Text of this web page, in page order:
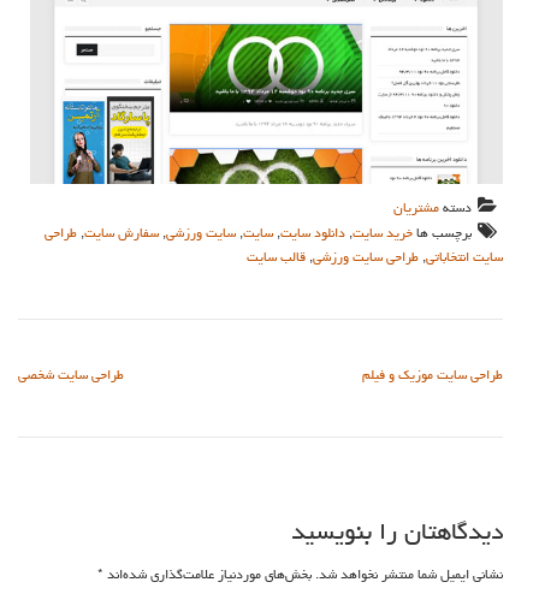
دسته مشتریان
برچسب ها خرید سایت, دانلود سایت, سایت, سایت ورزشی, سفارش سایت, طراحی
سایت انتخاباتی, طراحی سایت ورزشی, قالب سایت
طراحی سایت موزیک و فیلم طراحی سایت شخصی
دیدگاهتان را بنویسید
نشانی ایمیل شما منتشر نخواهد شد. بخش‌های موردنیاز علامت‌گذاری شده‌اند *